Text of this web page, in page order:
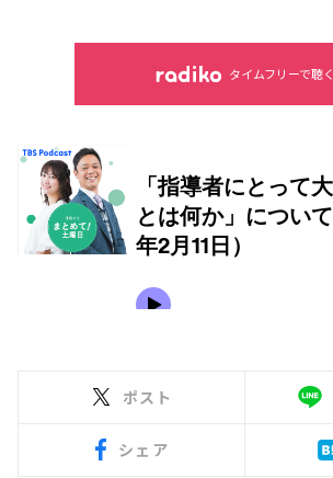
タイムフリーで聴く
ポスト
シェア